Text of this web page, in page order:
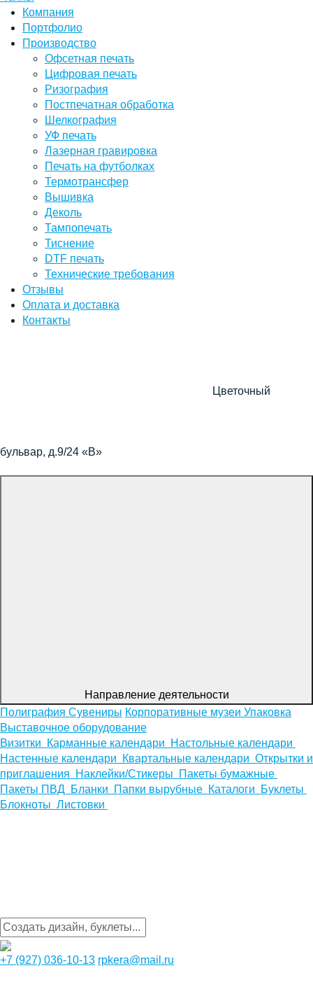
Компания
Портфолио
Производство
Офсетная печать
Цифровая печать
Ризография
Постпечатная обработка
Шелкография
УФ печать
Лазерная гравировка
Печать на футболках
Термотрансфер
Вышивка
Деколь
Тампопечать
Тиснение
DTF печать
Технические требования
Отзывы
Оплата и доставка
Контакты
Цветочный
бульвар, д.9/24 «В»
Направление деятельности
Полиграфия Сувениры Корпоративные музеи Упаковка
Выставочное оборудование
Визитки
Карманные календари
Настольные календари
Настенные календари
Квартальные календари Открытки и
приглашения
Наклейки/Стикеры
Пакеты бумажные
Пакеты ПВД Бланки Папки вырубные Каталоги
Буклеты
Блокноты Листовки
+7 (927) 036-10-13 rpkera@mail.ru